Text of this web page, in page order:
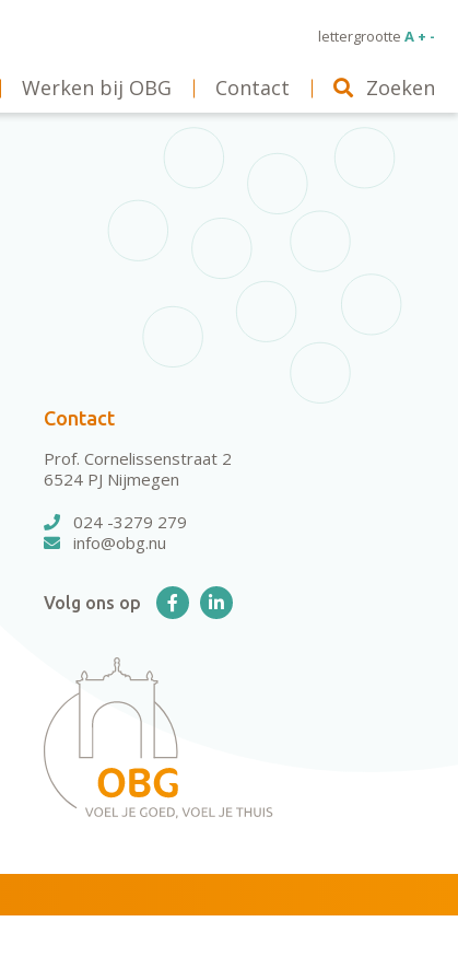
Contact
Prof. Cornelissenstraat 2
6524 PJ Nijmegen
024 -3279 279
info@obg.nu
Volg ons op
lettergrootte A + -
Werken bij OBG Contact Zoeken